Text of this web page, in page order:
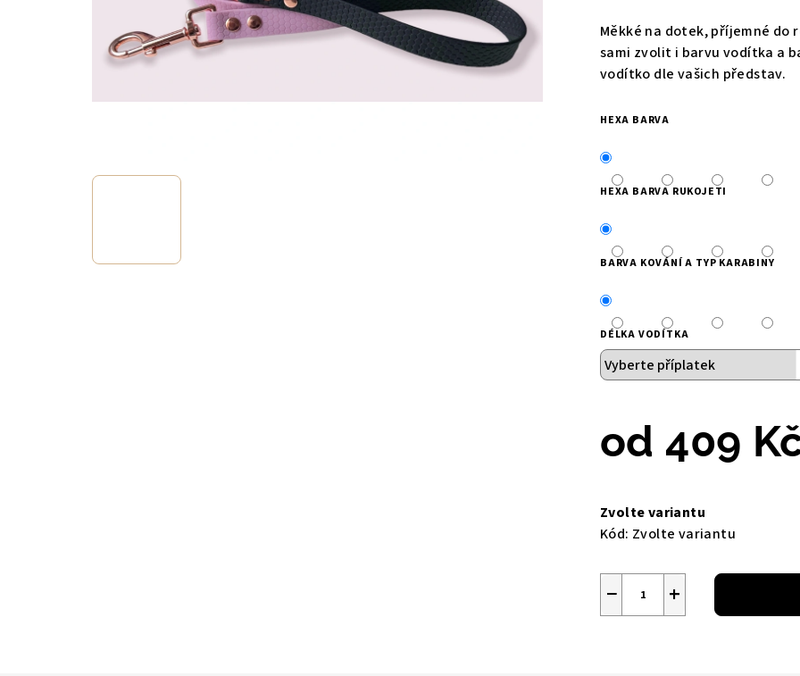
z
hvězdiček.
Měkké na dotek, příjemné do
sami zvolit i barvu vodítka a
vodítko dle vašich představ.
HEXA BARVA
HEXA BARVA RUKOJETI
BARVA KOVÁNÍ A TYP KARABINY
DÉLKA VODÍTKA
od 409
cena:
Zvolte variantu
Kód: Zvolte variantu
+
−